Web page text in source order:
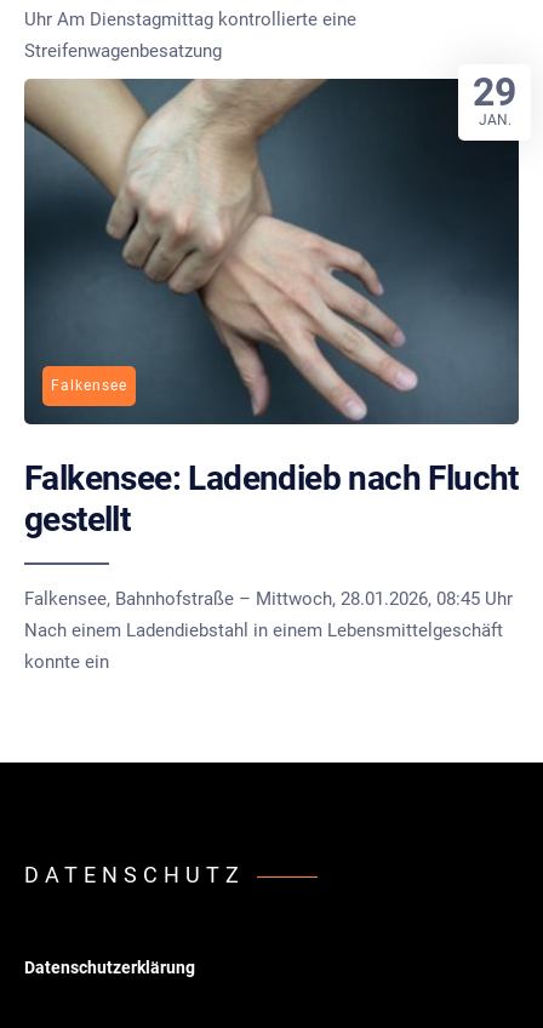
Uhr Am Dienstagmittag kontrollierte eine
Streifenwagenbesatzung
Falkensee
Falkensee: Ladendieb nach Flucht
gestellt
Falkensee, Bahnhofstraße – Mittwoch, 28.01.2026, 08:45 Uhr
Nach einem Ladendiebstahl in einem Lebensmittelgeschäft
konnte ein
29
JAN.
DATENSCHUTZ
Datenschutzerklärung